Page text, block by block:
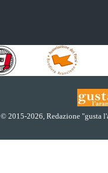
© 2015-2026, Redazione "gusta